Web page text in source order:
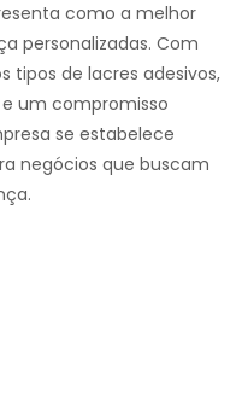
como a melhor
personalizadas. Com
tipos de lacres adesivos,
um compromisso
se estabelece
negócios que buscam